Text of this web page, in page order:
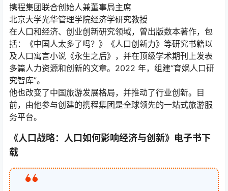
携程集团联合创始人兼董事局主席
北京大学光华管理学院经济学研究教授
在人口和经济、创业创新研究领域，曾出版数本著作，包
括：《中国人太多了吗？》《人口创新力》等研究书籍以
及人口寓言小说《永生之后》，并在顶级学术期刊上发表
多篇人力资源和创新的文章。2022 年，组建“育娲人口研
究智库”。
他也改变了中国旅游发展格局，并推动了行业创新。目
前，由他参与创建的携程集团是全球领先的一站式旅游服
务平台。
《人口战略：人口如何影响经济与创新》电子书下
载